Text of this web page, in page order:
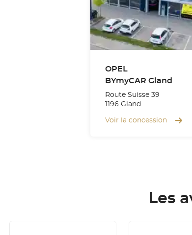
OPEL
BYmyCAR Gland
Route Suisse 39
1196 Gland
Voir la concession
Les